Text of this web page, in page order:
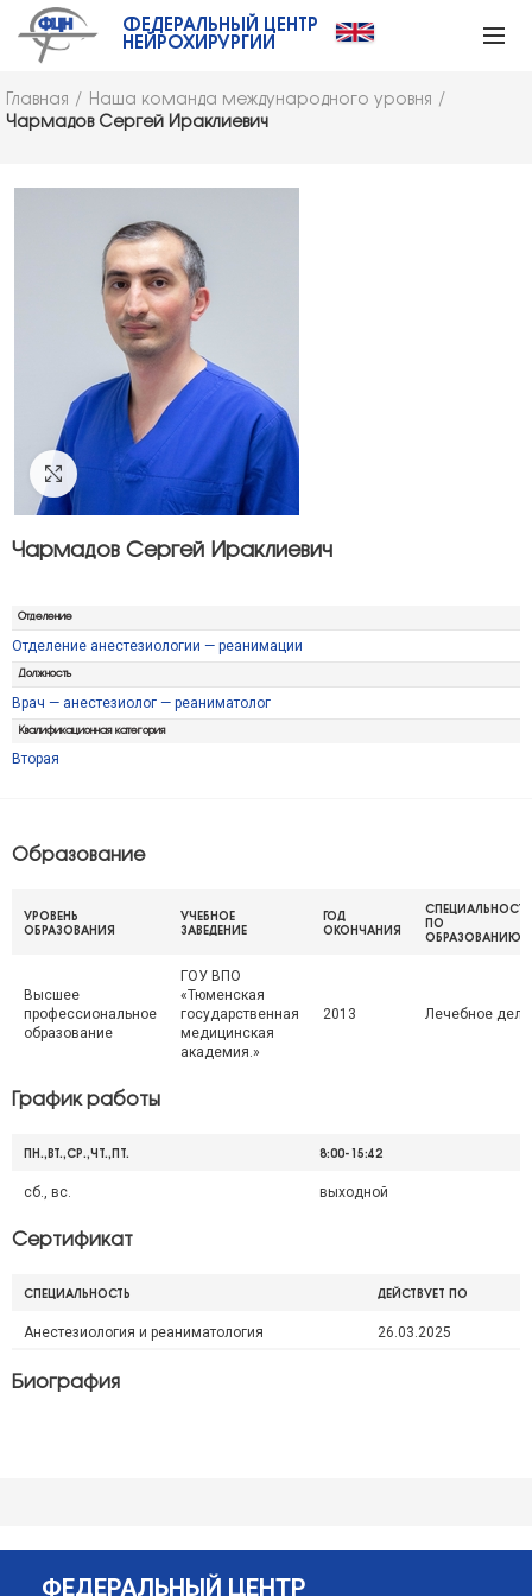
ФЕДЕРАЛЬНЫЙ ЦЕНТР
НЕЙРОХИРУРГИИ
Главная
Наша команда международного уровня
Чармадов Сергей Ираклиевич
Click to enlarge
Чармадов Сергей Ираклиевич
Отделение
Отделение анестезиологии — реанимации
Должность
Врач — анестезиолог — реаниматолог
Квалификационная категория
Вторая
Образование
УРОВЕНЬ
ОБРАЗОВАНИЯ
УЧЕБНОЕ
ЗАВЕДЕНИЕ
ГОД
ОКОНЧАНИЯ
СПЕЦИАЛЬНОСТЬ
ПО
ОБРАЗОВАНИЮ
Высшее
профессиональное
образование
ГОУ ВПО
«Тюменская
государственная
медицинская
академия.»
2013 Лечебное дело
График работы
ПН.,ВТ.,СР.,ЧТ.,ПТ. 8:00-15:42
сб., вс. выходной
Сертификат
СПЕЦИАЛЬНОСТЬ ДЕЙСТВУЕТ ПО
Анестезиология и реаниматология 26.03.2025
Биография
ФЕДЕРАЛЬНЫЙ ЦЕНТР